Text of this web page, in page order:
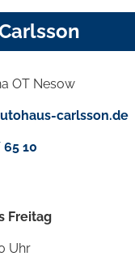
OT Nesow
carlsson.de
10
Freitag
Uhr